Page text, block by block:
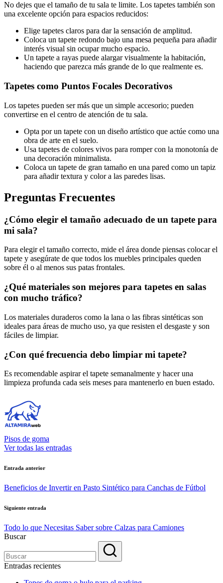
No dejes que el tamaño de tu sala te limite. Los tapetes también son
una excelente opción para espacios reducidos:
Elige tapetes claros para dar la sensación de amplitud.
Coloca un tapete redondo bajo una mesa pequeña para añadir
interés visual sin ocupar mucho espacio.
Un tapete a rayas puede alargar visualmente la habitación,
haciendo que parezca más grande de lo que realmente es.
Tapetes como Puntos Focales Decorativos
Los tapetes pueden ser más que un simple accesorio; pueden
convertirse en el centro de atención de tu sala.
Opta por un tapete con un diseño artístico que actúe como una
obra de arte en el suelo.
Usa tapetes de colores vivos para romper con la monotonía de
una decoración minimalista.
Coloca un tapete de gran tamaño en una pared como un tapiz
para añadir textura y color a las paredes lisas.
Preguntas Frecuentes
¿Cómo elegir el tamaño adecuado de un tapete para
mi sala?
Para elegir el tamaño correcto, mide el área donde piensas colocar el
tapete y asegúrate de que todos los muebles principales queden
sobre él o al menos sus patas frontales.
¿Qué materiales son mejores para tapetes en salas
con mucho tráfico?
Los materiales duraderos como la lana o las fibras sintéticas son
ideales para áreas de mucho uso, ya que resisten el desgaste y son
fáciles de limpiar.
¿Con qué frecuencia debo limpiar mi tapete?
Es recomendable aspirar el tapete semanalmente y hacer una
limpieza profunda cada seis meses para mantenerlo en buen estado.
Pisos de goma
Ver todas las entradas
Navegación
de
Entrada anterior
Beneficios de Invertir en Pasto Sintético para Canchas de Fútbol
Siguiente entrada
Todo lo que Necesitas Saber sobre Calzas para Camiones
Buscar
Entradas recientes